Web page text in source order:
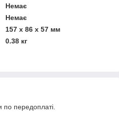
Немає
Немає
157 x 86 х 57 мм
0.38 кг
по передоплаті.